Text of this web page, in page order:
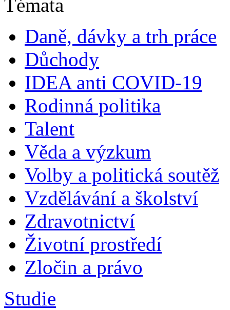
Témata
Daně, dávky a trh práce
Důchody
IDEA anti COVID-19
Rodinná politika
Talent
Věda a výzkum
Volby a politická soutěž
Vzdělávání a školství
Zdravotnictví
Životní prostředí
Zločin a právo
Studie